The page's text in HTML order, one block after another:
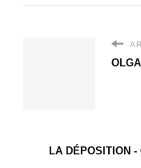
LA DÉPOSITION